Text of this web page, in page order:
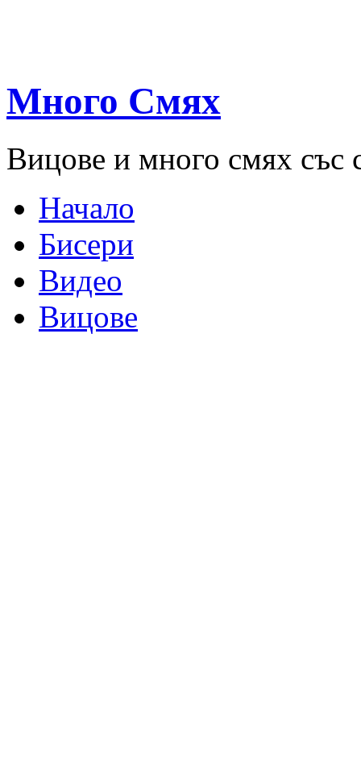
Много Смях
Вицове и много смях със
Начало
Бисери
Видео
Вицове